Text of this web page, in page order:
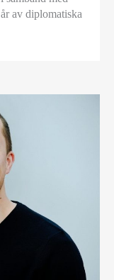
av diplomatiska